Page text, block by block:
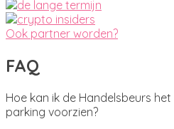
Ook partner worden?
FAQ
Hoe kan ik de Handelsbeurs
parking voorzien?